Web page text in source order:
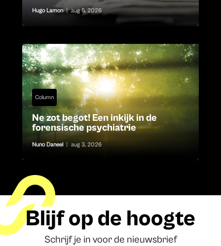
Hugo Lamon | aug 5, 2026
Column
Ne zot begot! Een inkijk in de
forensische psychiatrie
Nuno Daneel aug 3, 2026
Blijf op de hoogte
Schrijf je in voor de nieuwsbrief